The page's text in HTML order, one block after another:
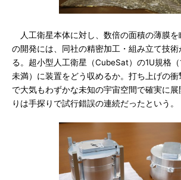
人工衛星本体に対し、数倍の面積の薄膜を
の開発には、同社の精密加工・組み立て技
る。超小型人工衛星（CubeSat）の1U規格
未満）に装置をどう収めるか。打ち上げの
で大気もわずかな未知の宇宙空間で確実に
りは手探りで試行錯誤の連続だったという。